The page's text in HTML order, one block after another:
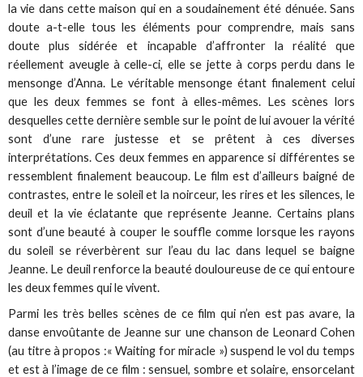
la vie dans cette maison qui en a soudainement été dénuée. Sans
doute a-t-elle tous les éléments pour comprendre, mais sans
doute plus sidérée et incapable d’affronter la réalité que
réellement aveugle à celle-ci, elle se jette à corps perdu dans le
mensonge d’Anna. Le véritable mensonge étant finalement celui
que les deux femmes se font à elles-mêmes. Les scènes lors
desquelles cette dernière semble sur le point de lui avouer la vérité
sont d’une rare justesse et se prêtent à ces diverses
interprétations. Ces deux femmes en apparence si différentes se
ressemblent finalement beaucoup. Le film est d’ailleurs baigné de
contrastes, entre le soleil et la noirceur, les rires et les silences, le
deuil et la vie éclatante que représente Jeanne. Certains plans
sont d’une beauté à couper le souffle comme lorsque les rayons
du soleil se réverbèrent sur l’eau du lac dans lequel se baigne
Jeanne. Le deuil renforce la beauté douloureuse de ce qui entoure
les deux femmes qui le vivent.
Parmi les très belles scènes de ce film qui n’en est pas avare, la
danse envoûtante de Jeanne sur une chanson de Leonard Cohen
(au titre à propos :« Waiting for miracle ») suspend le vol du temps
et est à l’image de ce film : sensuel, sombre et solaire, ensorcelant